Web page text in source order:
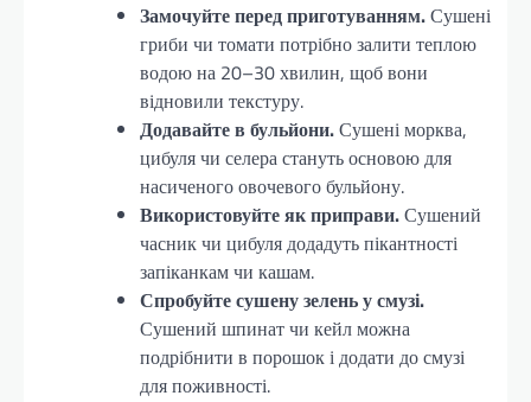
Замочуйте перед приготуванням.Сушені
гриби чи томати потрібно залити теплою
водою на 20–30 хвилин, щоб вони
відновили текстуру.
Додавайте в бульйони.Сушені морква,
цибуля чи селера стануть основою для
насиченого овочевого бульйону.
Використовуйте як приправи.Сушений
часник чи цибуля додадуть пікантності
запіканкам чи кашам.
Спробуйте сушену зелень у смузі.
Сушений шпинат чи кейл можна
подрібнити в порошок і додати до смузі
для поживності.